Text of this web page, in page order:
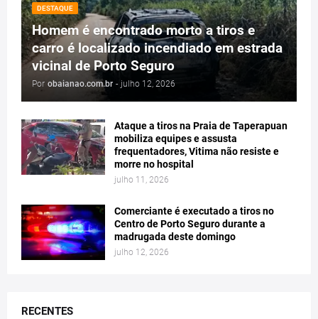
DESTAQUE
Homem é encontrado morto a tiros e
carro é localizado incendiado em estrada
vicinal de Porto Seguro
Por obaianao.com.br - julho 12, 2026
Ataque a tiros na Praia de Taperapuan
mobiliza equipes e assusta
frequentadores, Vitima não resiste e
morre no hospital
julho 11, 2026
Comerciante é executado a tiros no
Centro de Porto Seguro durante a
madrugada deste domingo
julho 12, 2026
RECENTES